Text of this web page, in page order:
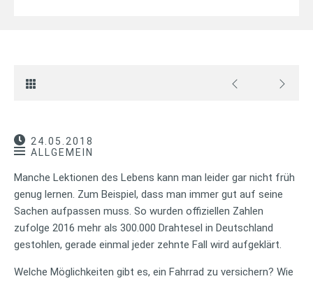
24.05.2018
ALLGEMEIN
Manche Lektionen des Lebens kann man leider gar nicht früh
genug lernen. Zum Beispiel, dass man immer gut auf seine
Sachen aufpassen muss. So wurden offiziellen Zahlen
zufolge 2016 mehr als 300.000 Drahtesel in Deutschland
gestohlen, gerade einmal jeder zehnte Fall wird aufgeklärt.
Welche Möglichkeiten gibt es, ein Fahrrad zu versichern? Wie